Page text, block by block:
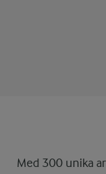
Med 300 unika